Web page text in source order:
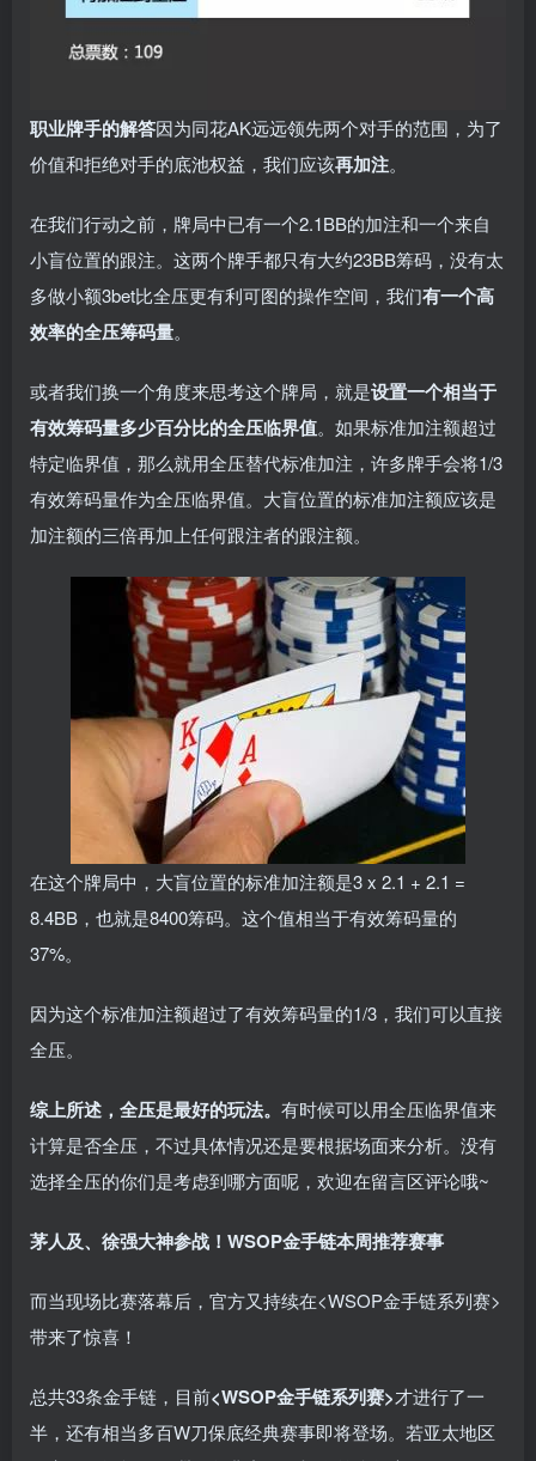
职业牌手的解答因为同花AK远远领先两个对手的范围，为了
价值和拒绝对手的底池权益，我们应该再加注。
在我们行动之前，牌局中已有一个2.1BB的加注和一个来自
小盲位置的跟注。这两个牌手都只有大约23BB筹码，没有太
多做小额3bet比全压更有利可图的操作空间，我们有一个高
效率的全压筹码量。
或者我们换一个角度来思考这个牌局，就是设置一个相当于
有效筹码量多少百分比的全压临界值。如果标准加注额超过
特定临界值，那么就用全压替代标准加注，许多牌手会将1/3
有效筹码量作为全压临界值。大盲位置的标准加注额应该是
加注额的三倍再加上任何跟注者的跟注额。
在这个牌局中，大盲位置的标准加注额是3 x 2.1 + 2.1 =
8.4BB，也就是8400筹码。这个值相当于有效筹码量的
37%。
因为这个标准加注额超过了有效筹码量的1/3，我们可以直接
全压。
综上所述，全压是最好的玩法。 有时候可以用全压临界值来
计算是否全压，不过具体情况还是要根据场面来分析。没有
选择全压的你们是考虑到哪方面呢，欢迎在留言区评论哦~
茅人及、徐强大神参战！WSOP金手链本周推荐赛事
而当现场比赛落幕后，官方又持续在<WSOP金手链系列赛>
带来了惊喜！
总共33条金手链，目前<WSOP金手链系列赛>才进行了一
半，还有相当多百W刀保底经典赛事即将登场。若亚太地区